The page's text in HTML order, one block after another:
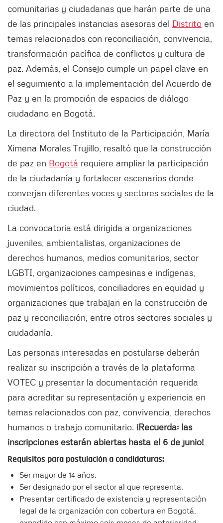
comunitarias y ciudadanas que harán parte de una
de las principales instancias asesoras del Distrito en
temas relacionados con reconciliación, convivencia,
transformación pacífica de conflictos y cultura de
paz. Además, el Consejo cumple un papel clave en
el seguimiento a la implementación del Acuerdo de
Paz y en la promoción de espacios de diálogo
ciudadano en Bogotá.
La directora del Instituto de la Participación, María
Ximena Morales Trujillo, resaltó que la construcción
de paz en Bogotá requiere ampliar la participación
de la ciudadanía y fortalecer escenarios donde
converjan diferentes voces y sectores sociales de la
ciudad.
La convocatoria está dirigida a organizaciones
juveniles, ambientalistas, organizaciones de
derechos humanos, medios comunitarios, sector
LGBTI, organizaciones campesinas e indígenas,
movimientos políticos, conciliadores en equidad y
organizaciones que trabajan en la construcción de
paz y reconciliación, entre otros sectores sociales y
ciudadanía.
Las personas interesadas en postularse deberán
realizar su inscripción a través de la plataforma
VOTEC y presentar la documentación requerida
para acreditar su representación y experiencia en
temas relacionados con paz, convivencia, derechos
humanos o trabajo comunitario. ¡Recuerda: las
inscripciones estarán abiertas hasta el 6 de junio!
Requisitos para postulación a candidaturas:
Ser mayor de 14 años.
Ser designado por el sector al que representa.
Presentar certificado de existencia y representación
legal de la organización con cobertura en Bogotá,